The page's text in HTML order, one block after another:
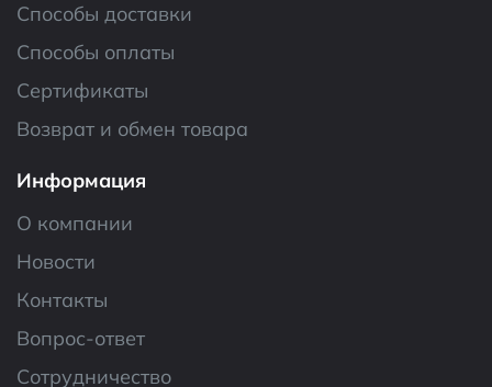
Способы доставки
Способы оплаты
Сертификаты
Возврат и обмен товара
Информация
О компании
Новости
Контакты
Вопрос-ответ
Сотрудничество